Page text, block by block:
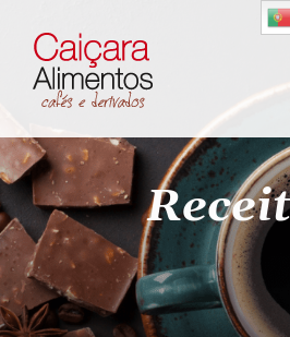
Sobre o grupo
Máquinas de café
Locação e vendas de máquinas de
Insumos para máquinas de café
Manutenção e oficina
Terceirização
Export
Nossas marcas